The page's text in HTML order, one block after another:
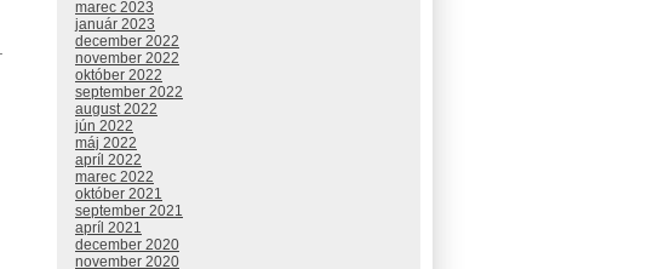
marec 2023
január 2023
december 2022
november 2022
október 2022
september 2022
august 2022
jún 2022
máj 2022
apríl 2022
marec 2022
október 2021
september 2021
apríl 2021
december 2020
november 2020